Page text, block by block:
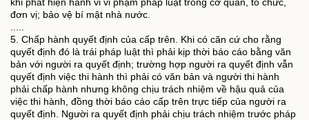
đơn vị; bảo vệ bí mật nhà nước.
5. Chấp hành quyết định của cấp trên. Khi có căn cứ cho rằng
quyết định đó là trái pháp luật thì phải kịp thời báo cáo bằng văn
bản với người ra quyết định; trường hợp người ra quyết định vẫn
quyết định việc thi hành thì phải có văn bản và người thi hành
phải chấp hành nhưng không chịu trách nhiệm về hậu quả của
việc thi hành, đồng thời báo cáo cấp trên trực tiếp của người ra
quyết định. Người ra quyết định phải chịu trách nhiệm trước pháp